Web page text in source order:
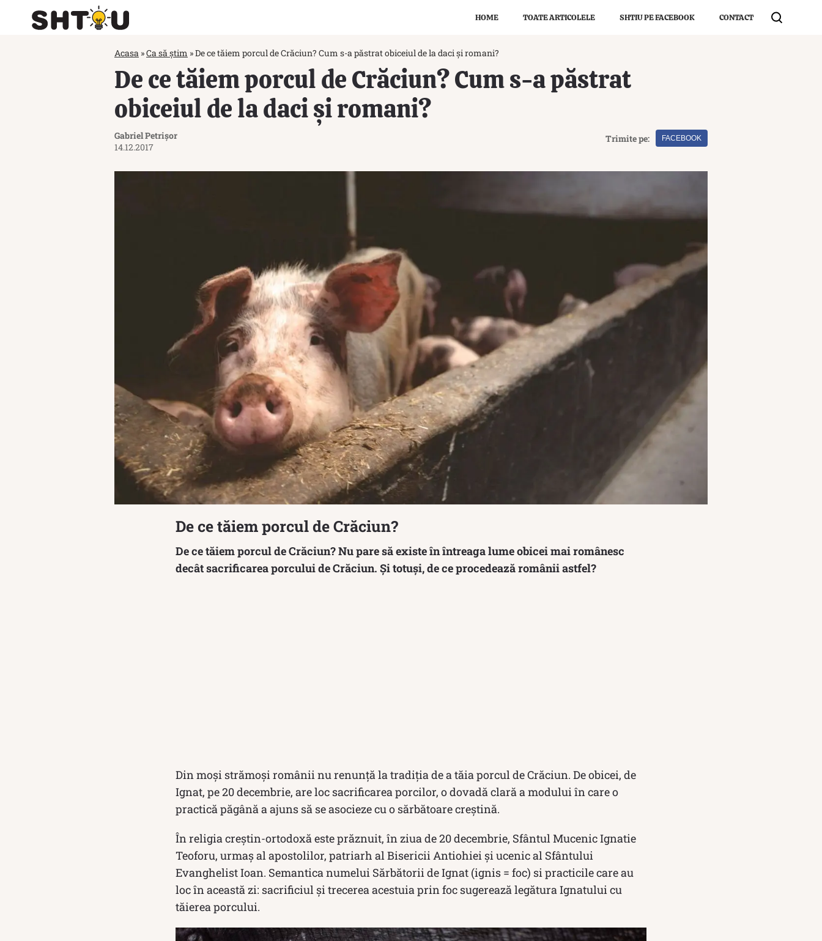
HOME TOATE ARTICOLELE SHTIU PE FACEBOOK CONTACT
Acasa »Ca să știm »De ce tăiem porcul de Crăciun? Cum s-a păstrat obiceiul de la daci și romani?
De ce tăiem porcul de Crăciun? Cum s-a păstrat
obiceiul de la daci și romani?
Gabriel Petrișor
14.12.2017
Trimite pe: FACEBOOK
De ce tăiem porcul de Crăciun?
De ce tăiem porcul de Crăciun? Nu pare să existe în întreaga lume obicei mai românesc
decât sacrificarea porcului de Crăciun. Și totuși, de ce procedează românii astfel?
Din moși strămoși românii nu renunță la tradiția de a tăia porcul de Crăciun. De obicei, de
Ignat, pe 20 decembrie, are loc sacrificarea porcilor, o dovadă clară a modului în care o
practică păgână a ajuns să se asocieze cu o sărbătoare creştină.
În religia creştin-ortodoxă este prăznuit, în ziua de 20 decembrie, Sfântul Mucenic Ignatie
Teoforu, urmaş al apostolilor, patriarh al Bisericii Antiohiei şi ucenic al Sfântului
Evanghelist Ioan. Semantica numelui Sărbătorii de Ignat (ignis = foc) si practicile care au
loc în această zi: sacrificiul și trecerea acestuia prin foc sugerează legătura Ignatului cu
tăierea porcului.